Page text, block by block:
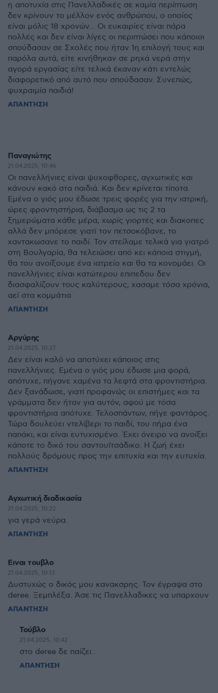
η αποτυχία στις Πανελλαδικές σε καμία περίπτωση
δεν κρίνουν το μέλλον ενός ανθρώπου, ο οποίος
είναι μόλις 18 χρονών... Οι ευκαιρίες είναι πάρα
πολλές και δεν είναι λίγες οι περιπτώσει που κάποιοι
σπούδασαν σε Σχολές που ήταν 1η επιλογή τους και
παρόλα αυτά, είτε κινήθηκαν σε ρηχά νερά στην
αγορά εργασίας είτε τελικά έκαναν κάτι εντελώς
διαφορετικό από αυτό που σπούδασαν. Συνεπώς,
ψυχραιμία παιδιά!
ΑΠΑΝΤΗΣΗ
Παναγιώτης
21.04.2025, 10:46
Οι πανελλήνιες είναι ψυχοφθορες, αγχωτικές και
κάνουν κακό στα παιδιά. Και δεν κρίνεται τίποτα.
Εμένα ο γιός μου έδωσε τρεις φορές για την ιατρική,
ώρες φροντηστήρια, διάβασμα ως τις 2 τα
ξημερώματα κάθε μέρα, χωρίς γιορτές και διακοπες
αλλά δεν μπόρεσε γιατί τον πετσοκόβανε, το
χαντακωσανε το παιδί. Τον στείλαμε τελικά για γιατρό
στη Βουλγαρία, θα τελειώσει από κει κάποια στιγμή,
θα του ανοίξουμε ένα ιατρείο και θα τα κονομάει. Οι
πανελλήνιες είναι κατώτερου επιπεδου δεν
διασφαλίζουν τους καλύτερους, χασαμε τόσα χρόνια,
αεί στα κομμάτια
ΑΠΑΝΤΗΣΗ
Αργύρης
21.04.2025, 10:27
Δεν είναι καλό να αποτύχει κάποιος στις
πανελλήνιες. Εμένα ο γιός μου έδωσε μια φορά,
απότυχε, πήγανε χαμένα τα λεφτά στα φροντιστήρια.
Δεν ξανάδωσε, γιατί προφανώς οι επιστήμες και τα
γράμματα δεν ήταν για αυτόν, αφού με τόσα
φροντιστήρια απότυχε. Τελοσπάντων, πήγε φαντάρος.
Τώρα δουλεύει ντελίβερι το παιδί, του πήρα ένα
παπάκι, και είναι ευτυχισμένο. Έχει όνειρο να ανοίξει
κάποτε το δικό του σαντουΐτσάδικο. Η ζωή έχει
πολλούς δρόμους προς την επιτυχία και την ευτυχία.
ΑΠΑΝΤΗΣΗ
Αγχωτική διαδικασία
21.04.2025, 10:22
για γερά νεύρα.
ΑΠΑΝΤΗΣΗ
Ειναι τουβλο
21.04.2025, 10:13
Δυστυχώς ο δικός μου κανακσρης. Τον έγραψα στο
deree. Ξεμπλέξα. Άσε τις Πανελλαδικες να υπαρχουν
ΑΠΑΝΤΗΣΗ
Toύβλο
21.04.2025, 10:42
στο deree δε παίζει..
ΑΠΑΝΤΗΣΗ